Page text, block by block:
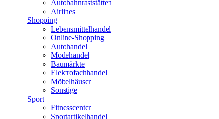
Autobahnraststätten
Airlines
Shopping
Lebensmittelhandel
Online-Shopping
Autohandel
Modehandel
Baumärkte
Elektrofachhandel
Möbelhäuser
Sonstige
Sport
Fitnesscenter
Sportartikelhandel